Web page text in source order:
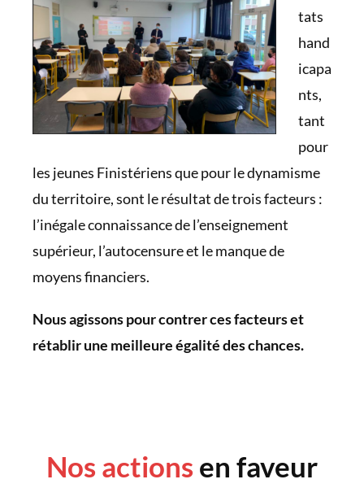
tats
hand
icapa
nts,
tant
pour
les jeunes Finistériens que pour le dynamisme
du territoire, sont le résultat de trois facteurs :
l’inégale connaissance de l’enseignement
supérieur, l’autocensure et le manque de
moyens financiers.
Nous agissons pour contrer ces facteurs et
rétablir une meilleure égalité des chances.
Nos actions en faveur